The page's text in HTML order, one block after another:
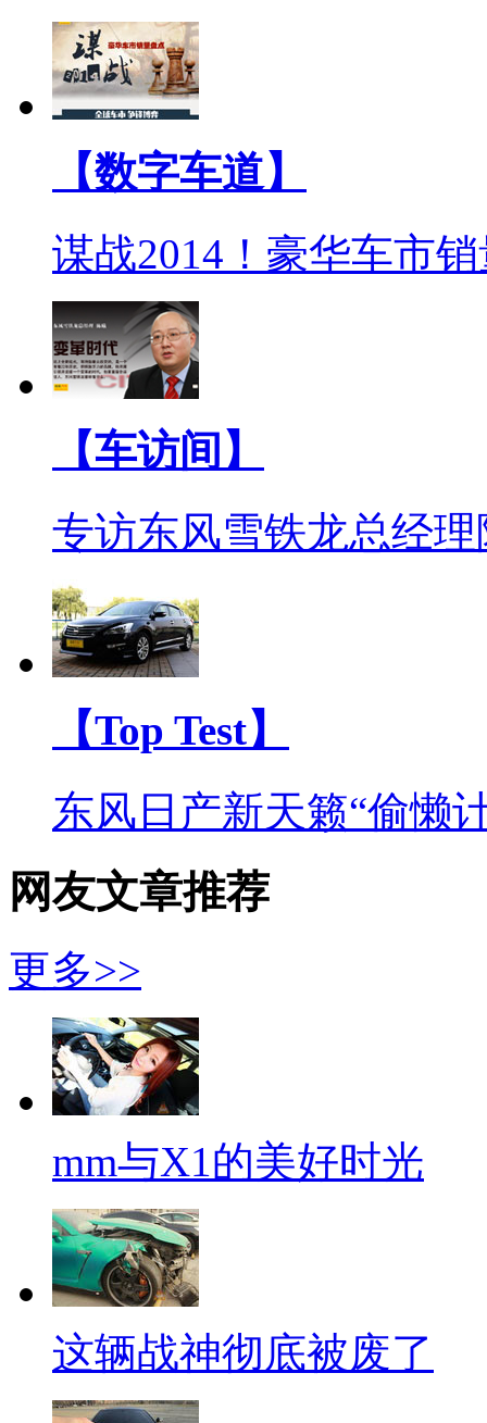
【数字车道】
谋战2014！豪华车市
【车访间】
专访东风雪铁龙总经
【Top Test】
东风日产新天籁“偷懒
网友文章推荐
更多>>
mm与X1的美好时光
这辆战神彻底被废了